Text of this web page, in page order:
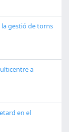
gestió de torns
a
en el